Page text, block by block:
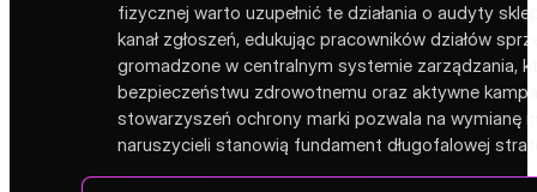
fizycznej warto uzupełnić te działania o audyty
kanał zgłoszeń, edukując pracowników działów
gromadzone w centralnym systemie zarządzania,
bezpieczeństwu zdrowotnemu oraz aktywne
stowarzyszeń ochrony marki pozwala na wymianę
naruszycieli stanowią fundament długofalowej